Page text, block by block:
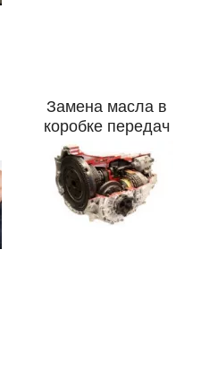
Замена масла в
коробке передач